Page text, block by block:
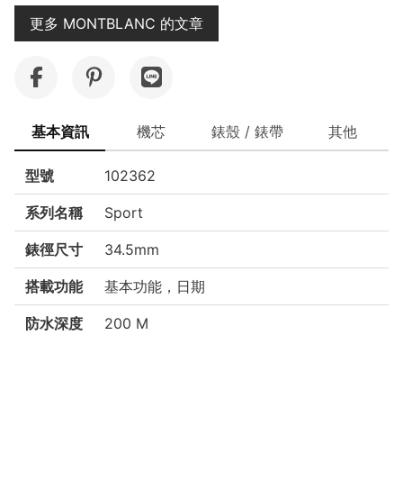
更多 MONTBLANC 的文章
基本資訊 機芯 錶殼 / 錶帶 其他
型號 102362
系列名稱 Sport
錶徑尺寸 34.5mm
搭載功能 基本功能，日期
防水深度 200 M